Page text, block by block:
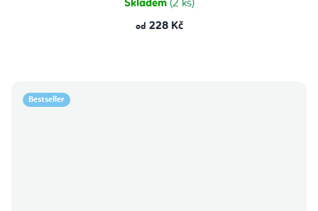
Skladem (2 ks)
od 228 Kč
Bestseller